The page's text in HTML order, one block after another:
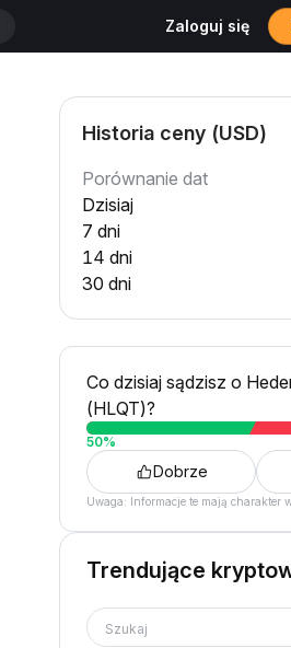
Zaloguj się
Historia ceny (USD)
Porównanie dat
Dzisiaj
7 dni
14 dni
30 dni
Co dzisiaj sądzisz o
(HLQT)?
50%
Dobrze
Uwaga: Informacje te mają charakter
Trendujące
Szukaj